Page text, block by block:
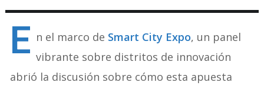
E n el marco de Smart City Expo, un panel
vibrante sobre distritos de innovación
abrió la discusión sobre cómo esta apuesta